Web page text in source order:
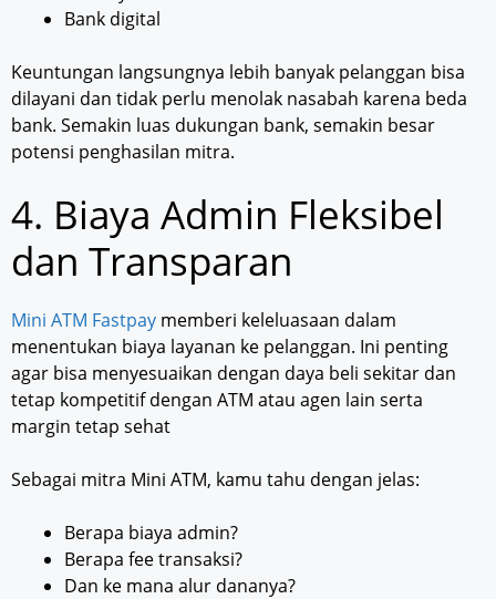
Bank digital
Keuntungan langsungnya lebih banyak pelanggan bisa
dilayani dan tidak perlu menolak nasabah karena beda
bank. Semakin luas dukungan bank, semakin besar
potensi penghasilan mitra.
4. Biaya Admin Fleksibel
dan Transparan
Mini ATM Fastpay memberi keleluasaan dalam
menentukan biaya layanan ke pelanggan. Ini penting
agar bisa menyesuaikan dengan daya beli sekitar dan
tetap kompetitif dengan ATM atau agen lain serta
margin tetap sehat
Sebagai mitra Mini ATM, kamu tahu dengan jelas:
Berapa biaya admin?
Berapa fee transaksi?
Dan ke mana alur dananya?